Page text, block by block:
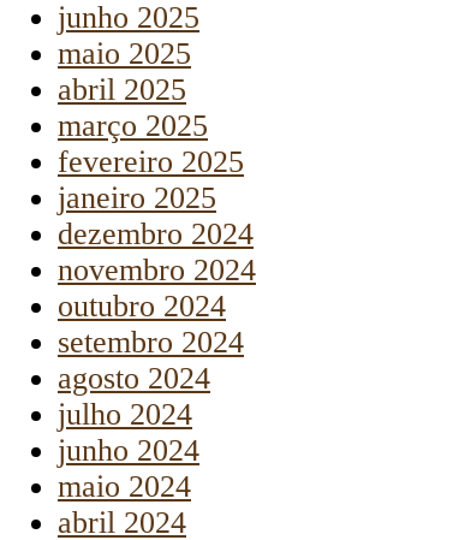
junho 2025
maio 2025
abril 2025
março 2025
fevereiro 2025
janeiro 2025
dezembro 2024
novembro 2024
outubro 2024
setembro 2024
agosto 2024
julho 2024
junho 2024
maio 2024
abril 2024